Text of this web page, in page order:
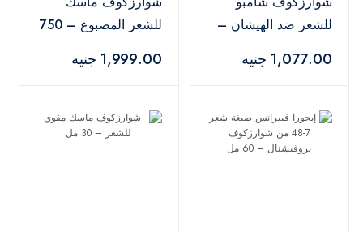
للشعر ضد الهيشان –
1,077.00 جنيه
للشعر المصبوغ – 750
1,999.00 جنيه